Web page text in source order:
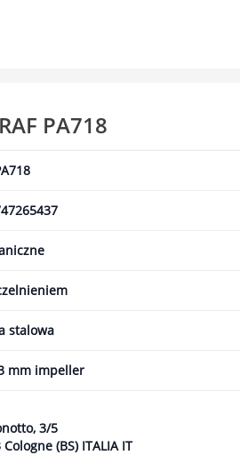
PA718
stalowa
mm impeller
3/5
(BS) ITALIA IT